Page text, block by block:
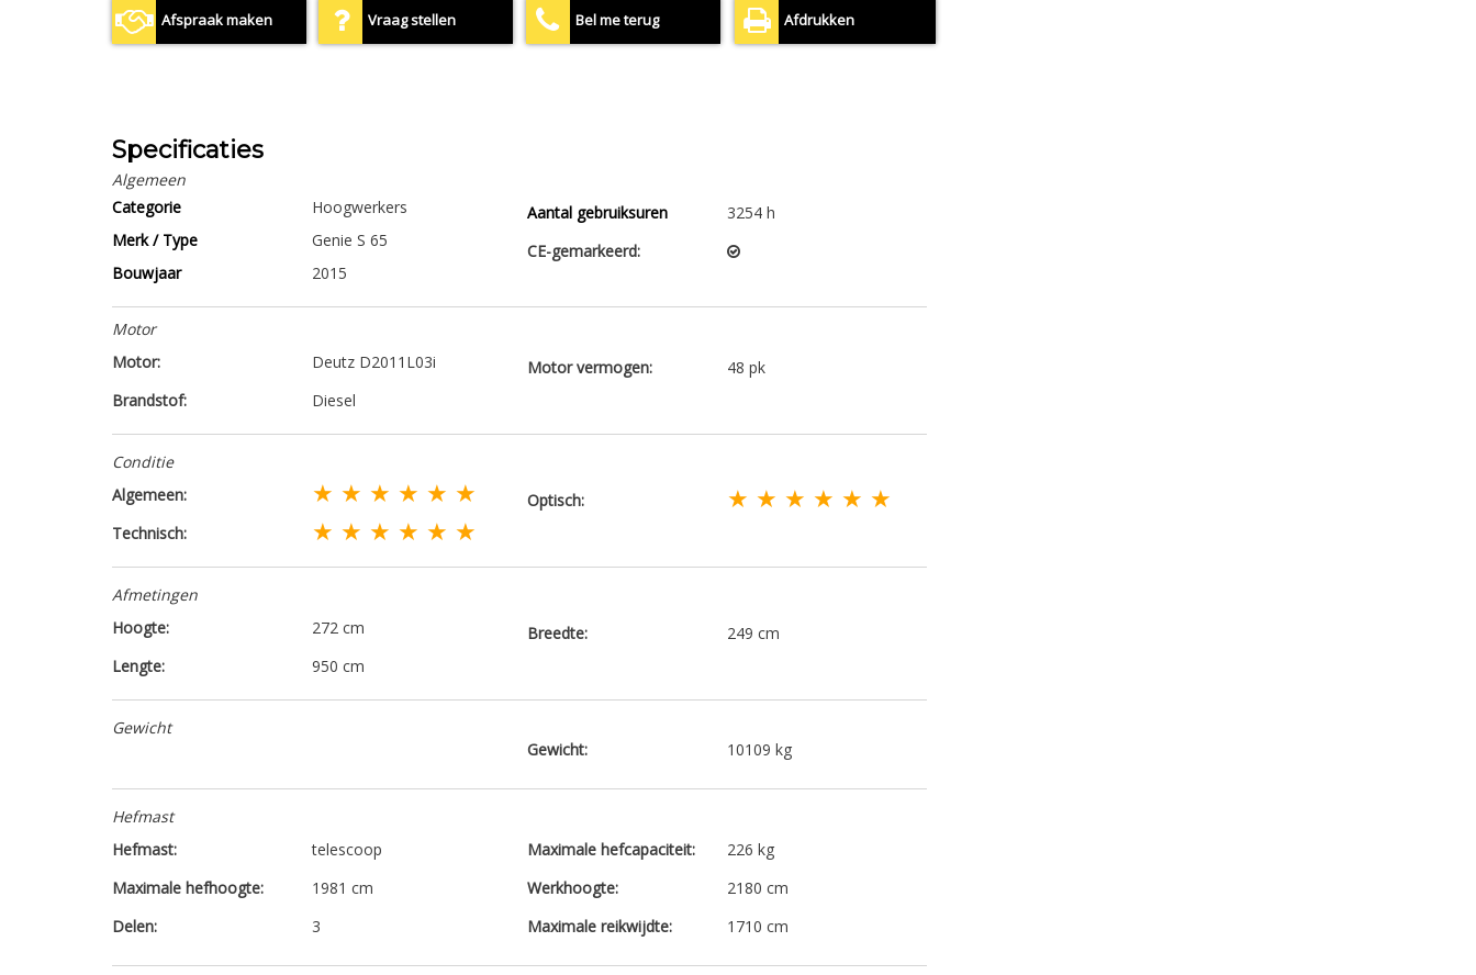
Afspraak maken Vraag stellen Bel me terug Afdrukken
Specificaties
Algemeen
Categorie
Hoogwerkers
Merk / Type
Genie S 65
Bouwjaar
2015
Aantal gebruiksuren
3254 h
CE-gemarkeerd:
Motor
Motor:
Deutz D2011L03i
Brandstof:
Diesel
Motor vermogen: 48 pk
Conditie
Algemeen:
★ ★ ★ ★ ★ ★
Technisch: ★ ★ ★ ★ ★ ★
Optisch: ★ ★ ★ ★ ★ ★
Afmetingen
Hoogte:
272 cm
Lengte:
950 cm
Breedte: 249 cm
Gewicht
Gewicht:
10109 kg
Hefmast
Hefmast:
telescoop
Maximale hefhoogte:
1981 cm
Delen:
3
Maximale hefcapaciteit:
226 kg
Werkhoogte:
2180 cm
Maximale reikwijdte:
1710 cm